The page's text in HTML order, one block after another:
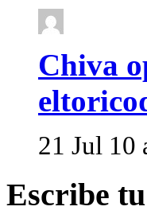
Chiva
21 Jul 10
Escribe